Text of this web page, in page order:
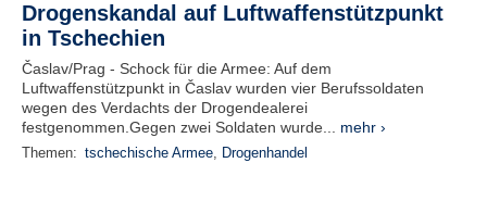
Drogenskandal auf Luftwaffenstützpunkt
in Tschechien
Časlav/Prag - Schock für die Armee: Auf dem
Luftwaffenstützpunkt in Časlav wurden vier Berufssoldaten
wegen des Verdachts der Drogendealerei
festgenommen.Gegen zwei Soldaten wurde... mehr ›
Themen: tschechische Armee, Drogenhandel